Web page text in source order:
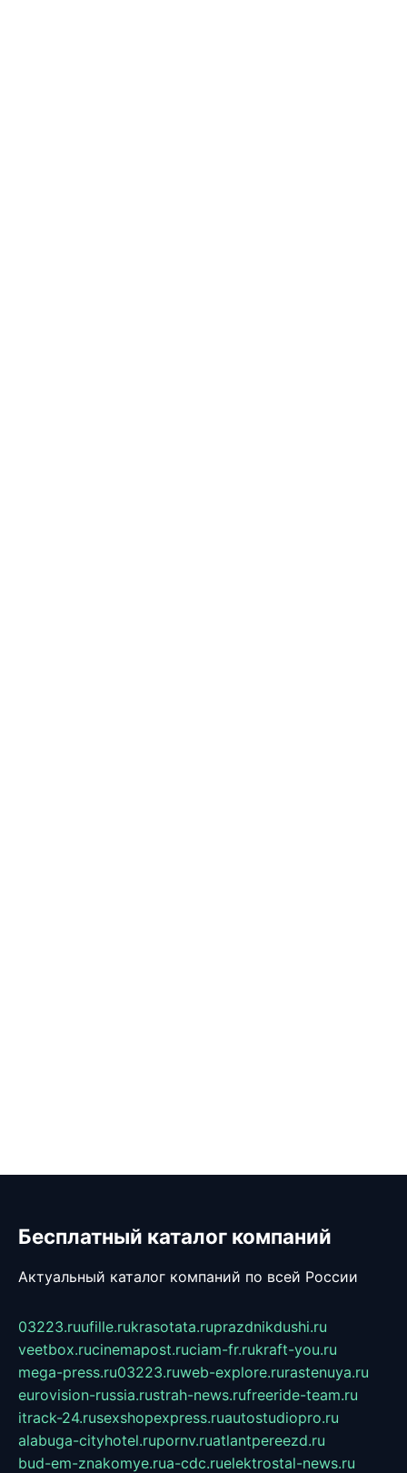
Бесплатный каталог компаний
Актуальный каталог компаний по всей России
03223.ruufille.rukrasotata.ruprazdnikdushi.ru
veetbox.rucinemapost.ruciam-fr.rukraft-you.ru
mega-press.ru03223.ruweb-explore.rurastenuya.ru
eurovision-russia.rustrah-news.rufreeride-team.ru
itrack-24.rusexshopexpress.ruautostudiopro.ru
alabuga-cityhotel.rupornv.ruatlantpereezd.ru
bud-em-znakomye.rua-cdc.ruelektrostal-news.ru